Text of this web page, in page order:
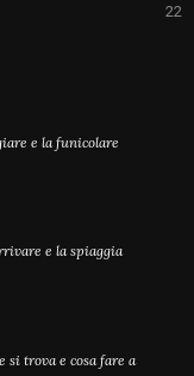
22
e la funicolare
e la spiaggia
si trova e cosa fare a